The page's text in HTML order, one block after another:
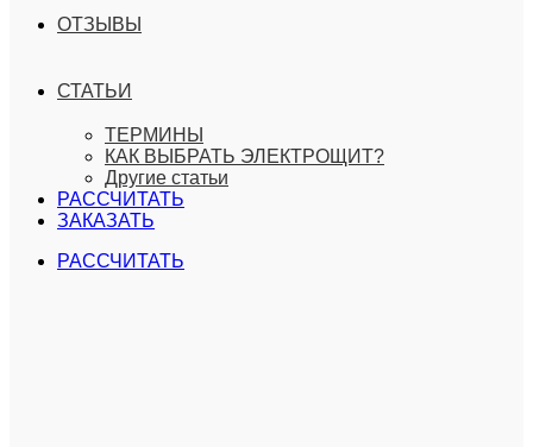
ОТЗЫВЫ
СТАТЬИ
ТЕРМИНЫ
КАК ВЫБРАТЬ ЭЛЕКТРОЩИТ?
Другие статьи
РАССЧИТАТЬ
ЗАКАЗАТЬ
РАССЧИТАТЬ